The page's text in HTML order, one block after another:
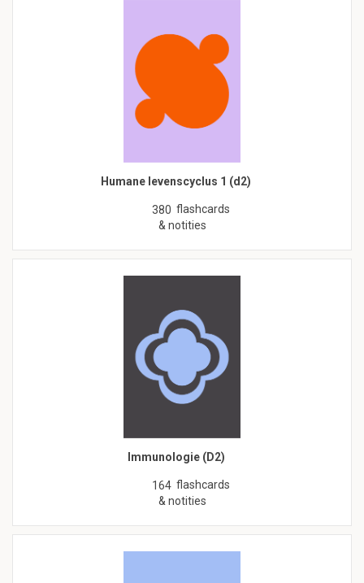
Humane levenscyclus 1 (d2)
380 flashcards
& notities
Immunologie (D2)
164 flashcards
& notities